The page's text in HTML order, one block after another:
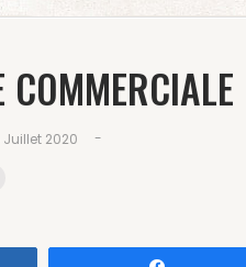
COMMERCIALE
Juillet 2020 -